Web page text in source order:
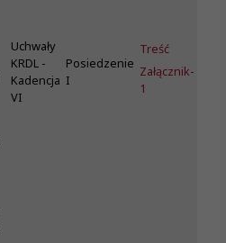
Uchwały
KRDL -
Kadencja
VI
Posiedzenie
I
Treść
Załącznik-
1